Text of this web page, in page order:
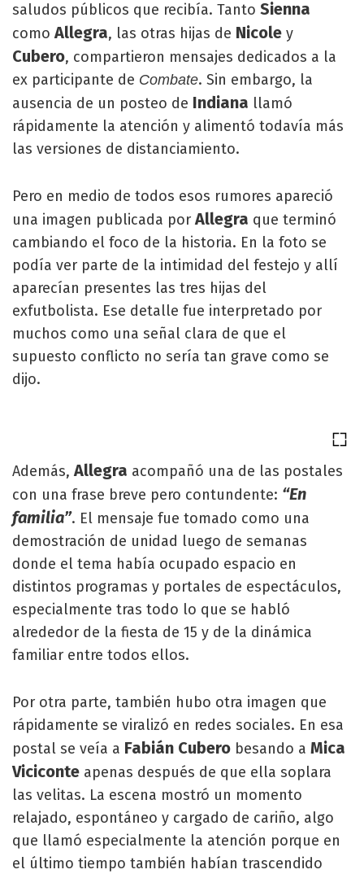
saludos públicos que recibía. Tanto Sienna
comoAllegra, las otras hijas de Nicole y
Cubero, compartieron mensajes dedicados a la
ex participante de Combate. Sin embargo, la
ausencia de un posteo de Indiana llamó
rápidamente la atención y alimentó todavía más
las versiones de distanciamiento.
Pero en medio de todos esos rumores apareció
una imagen publicada porAllegra que terminó
cambiando el foco de la historia. En la foto se
podía ver parte de la intimidad del festejo y allí
aparecían presentes las tres hijas del
exfutbolista. Ese detalle fue interpretado por
muchos como una señal clara de que el
supuesto conflicto no sería tan grave como se
dijo.
Además,Allegra acompañó una de las postales
con una frase breve pero contundente: “En
familia”. El mensaje fue tomado como una
demostración de unidad luego de semanas
donde el tema había ocupado espacio en
distintos programas y portales de espectáculos,
especialmente tras todo lo que se habló
alrededor de la fiesta de 15 y de la dinámica
familiar entre todos ellos.
Por otra parte, también hubo otra imagen que
rápidamente se viralizó en redes sociales. En esa
postal se veía a Fabián Cubero besando a Mica
Viciconte apenas después de que ella soplara
las velitas. La escena mostró un momento
relajado, espontáneo y cargado de cariño, algo
que llamó especialmente la atención porque en
el último tiempo también habían trascendido